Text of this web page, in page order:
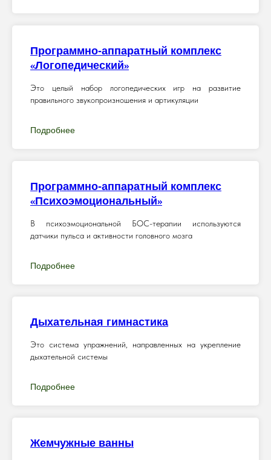
Программно-аппаратный комплекс
«Логопедический»
Это целый набор логопедических игр на развитие
правильного звукопроизношения и артикуляции
Подробнее
Программно-аппаратный комплекс
«Психоэмоциональный»
В психоэмоциональной БОС-терапии используются
датчики пульса и активности головного мозга
Подробнее
Дыхательная гимнастика
Это система упражнений, направленных на укрепление
дыхательной системы
Подробнее
Жемчужные ванны